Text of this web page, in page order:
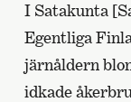
I Satakunta
Egentliga
järnåldern
idkade